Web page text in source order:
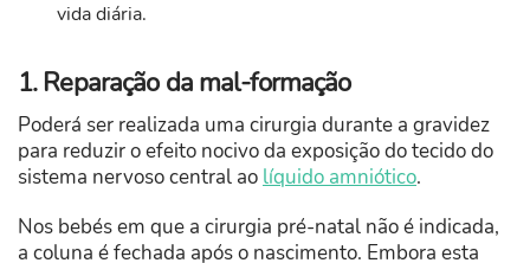
vida diária.
1. Reparação da mal-formação
Poderá ser realizada uma cirurgia durante a gravidez
para reduzir o efeito nocivo da exposição do tecido do
sistema nervoso central ao líquido amniótico.
Nos bebés em que a cirurgia pré-natal não é indicada,
a coluna é fechada após o nascimento. Embora esta